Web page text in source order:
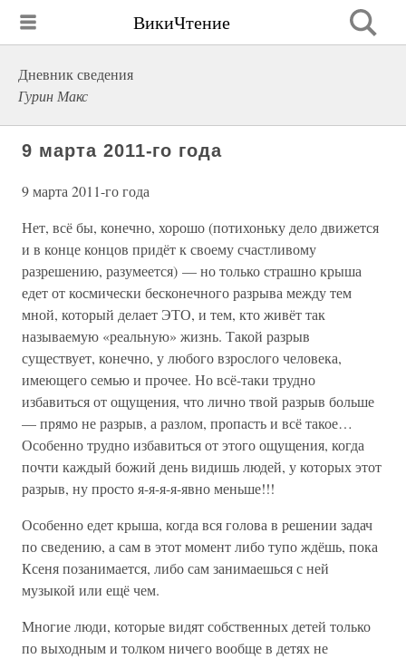
ВикиЧтение
Дневник сведения
Гурин Макс
9 марта 2011-го года
9 марта 2011-го года
Нет, всё бы, конечно, хорошо (потихоньку дело движется
и в конце концов придёт к своему счастливому
разрешению, разумеется) — но только страшно крыша
едет от космически бесконечного разрыва между тем
мной, который делает ЭТО, и тем, кто живёт так
называемую «реальную» жизнь. Такой разрыв
существует, конечно, у любого взрослого человека,
имеющего семью и прочее. Но всё-таки трудно
избавиться от ощущения, что лично твой разрыв больше
— прямо не разрыв, а разлом, пропасть и всё такое…
Особенно трудно избавиться от этого ощущения, когда
почти каждый божий день видишь людей, у которых этот
разрыв, ну просто я-я-я-я-явно меньше!!!
Особенно едет крыша, когда вся голова в решении задач
по сведению, а сам в этот момент либо тупо ждёшь, пока
Ксеня позанимается, либо сам занимаешься с ней
музыкой или ещё чем.
Многие люди, которые видят собственных детей только
по выходным и толком ничего вообще в детях не